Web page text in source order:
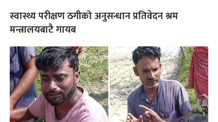
स्वास्थ्य परीक्षण ठगीको अनुसन्धान प्रतिवेदन श्रम
मन्त्रालयबाटै गायब